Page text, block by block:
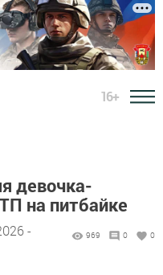
16+
девочка-
на питбайке
-
969 0 0